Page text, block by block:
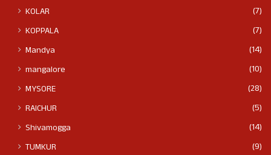
KOLAR
(7)
KOPPALA
(7)
Mandya
(14)
mangalore
(10)
MYSORE
(28)
RAICHUR
(5)
Shivamogga
(14)
TUMKUR
(9)